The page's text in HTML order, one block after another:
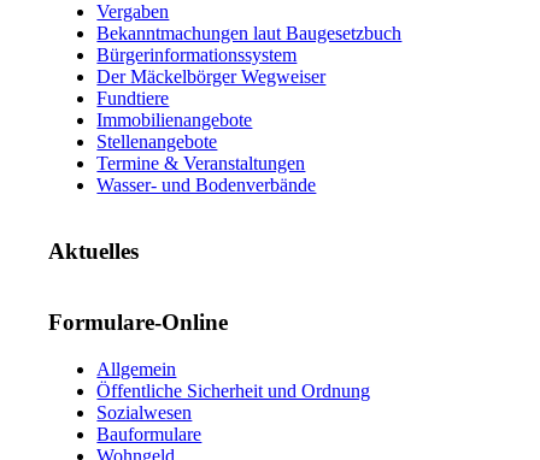
Vergaben
Bekanntmachungen laut Baugesetzbuch
Bürgerinformationssystem
Der Mäckelbörger Wegweiser
Fundtiere
Immobilienangebote
Stellenangebote
Termine & Veranstaltungen
Wasser- und Bodenverbände
Aktuelles
Formulare-Online
Allgemein
Öffentliche Sicherheit und Ordnung
Sozialwesen
Bauformulare